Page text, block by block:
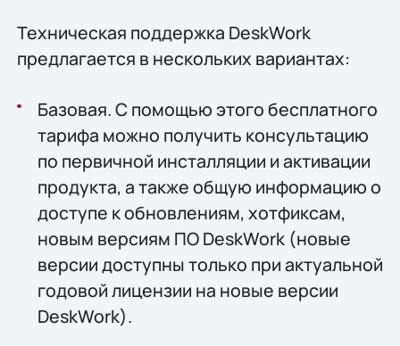
Техническая поддержка DeskWork
предлагается в нескольких вариантах:
Базовая. С помощью этого бесплатного
тарифа можно получить консультацию
по первичной инсталляции и активации
продукта, а также общую информацию о
доступе к обновлениям, хотфиксам,
новым версиям ПО DeskWork (новые
версии доступны только при актуальной
годовой лицензии на новые версии
DeskWork).